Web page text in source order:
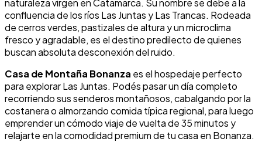
naturaleza virgen en Catamarca. Su nombre se debe a la
confluencia de los ríos Las Juntas y Las Trancas. Rodeada
de cerros verdes, pastizales de altura y un microclima
fresco y agradable, es el destino predilecto de quienes
buscan absoluta desconexión del ruido.
Casa de Montaña Bonanza es el hospedaje perfecto
para explorar Las Juntas. Podés pasar un día completo
recorriendo sus senderos montañosos, cabalgando por la
costanera o almorzando comida típica regional, para luego
emprender un cómodo viaje de vuelta de 35 minutos y
relajarte en la comodidad premium de tu casa en Bonanza.